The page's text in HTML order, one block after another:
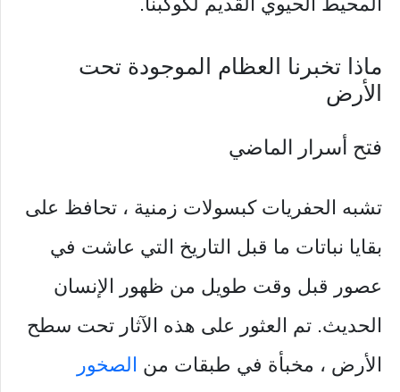
ماذا تخبرنا العظام الموجودة تحت
الأرض
فتح أسرار الماضي
تشبه الحفريات كبسولات زمنية ، تحافظ على
بقايا نباتات ما قبل التاريخ التي عاشت في
عصور قبل وقت طويل من ظهور الإنسان
الحديث. تم العثور على هذه الآثار تحت سطح
الأرض ، مخبأة في طبقات من الصخور